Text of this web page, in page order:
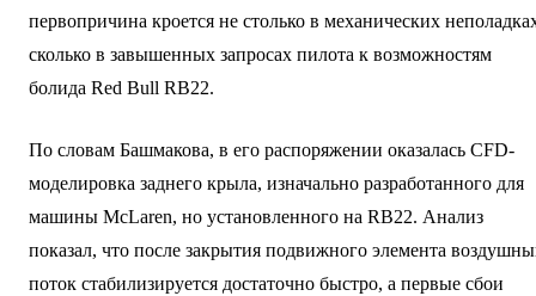
первопричина кроется не столько в механических
сколько в завышенных запросах пилота к возможностям
болида Red Bull RB22.
По словам Башмакова, в его распоряжении оказалась CFD-
моделировка заднего крыла, изначально разработанного для
машины McLaren, но установленного на RB22. Анализ
показал, что после закрытия подвижного элемента
поток стабилизируется достаточно быстро, а первые сбои